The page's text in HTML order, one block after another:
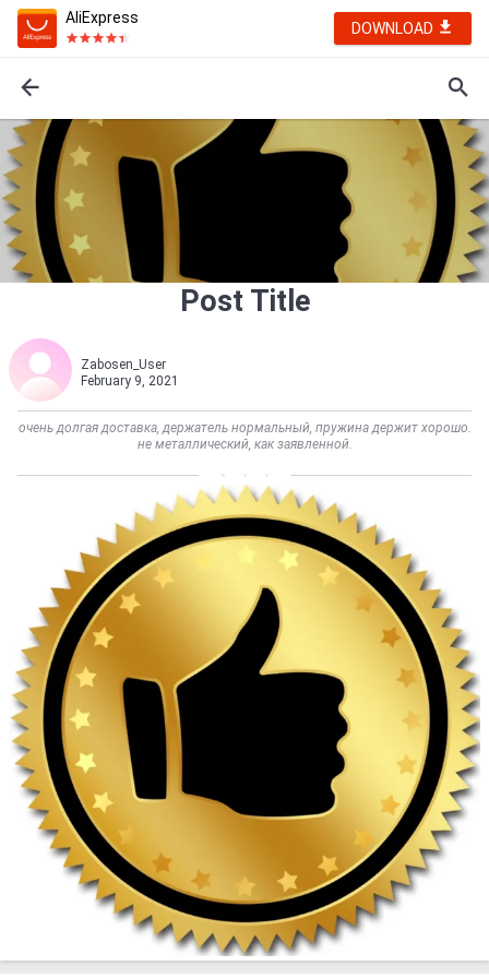
AliExpress
DOWNLOAD
Post Title
Zabosen_User
February 9, 2021
очень долгая доставка, держатель нормальный, пружина держит хорошо.
не металлический, как заявленной.